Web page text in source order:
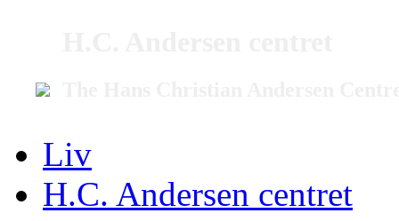
Liv
H.C. Andersen centret